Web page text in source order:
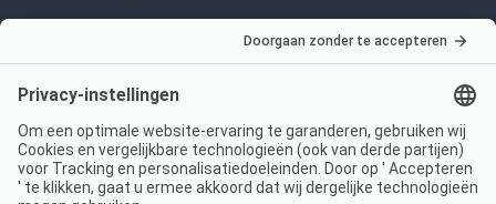
Imprint
Jouw privacy
Voorwaarden